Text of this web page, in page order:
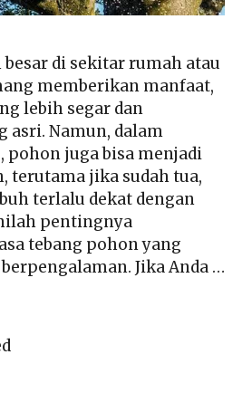
di sekitar rumah atau
memberikan manfaat,
lebih segar dan
asri. Namun, dalam
juga bisa menjadi
terutama jika sudah tua,
terlalu dekat dengan
pentingnya
tebang pohon yang
Jika Anda …